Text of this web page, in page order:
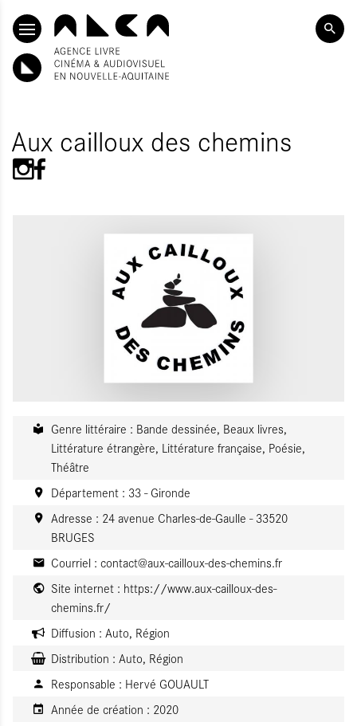
ALLER AU CONTENU PRINCIPAL
Aux cailloux des chemins
Genre littéraire : Bande dessinée, Beaux livres,
Littérature étrangère, Littérature française, Poésie,
Théâtre
Département : 33 - Gironde
Adresse : 24 avenue Charles-de-Gaulle - 33520
BRUGES
Courriel : contact@aux-cailloux-des-chemins.fr
Site internet : https://www.aux-cailloux-des-
chemins.fr/
Diffusion : Auto, Région
Distribution : Auto, Région
Responsable : Hervé GOUAULT
Année de création : 2020